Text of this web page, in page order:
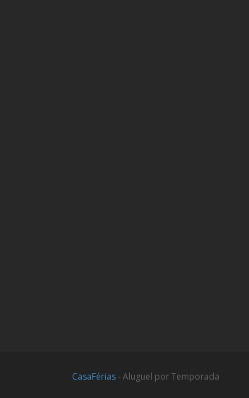
CasaFérias- Aluguel por Temporada